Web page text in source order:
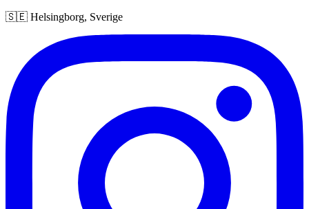
🇸🇪 Helsingborg, Sverige